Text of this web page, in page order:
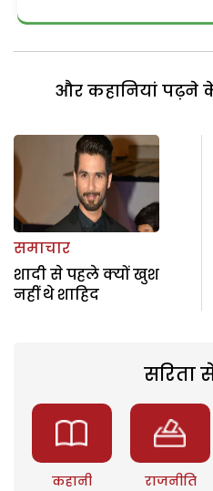
और कहानियां पढ़ने
समाचार
शादी से पहले क्यों खुश
नहीं थे शाहिद
सरिता
कहानी राजनीति